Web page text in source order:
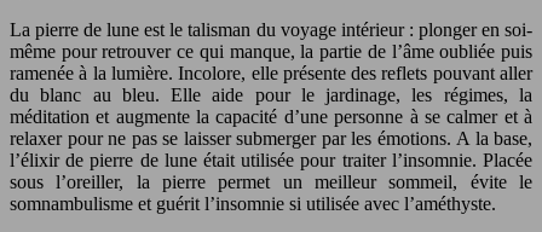
La pierre de lune est le talisman du voyage intérieur : plonger en soi-
même pour retrouver ce qui manque, la partie de l’âme oubliée puis
ramenée à la lumière. Incolore, elle présente des reflets pouvant aller
du blanc au bleu. Elle aide pour le jardinage, les régimes, la
méditation et augmente la capacité d’une personne à se calmer et à
relaxer pour ne pas se laisser submerger par les émotions. A la base,
l’élixir de pierre de lune était utilisée pour traiter l’insomnie. Placée
sous l’oreiller, la pierre permet un meilleur sommeil, évite le
somnambulisme et guérit l’insomnie si utilisée avec l’améthyste.